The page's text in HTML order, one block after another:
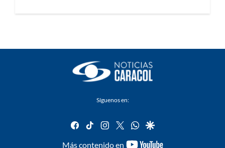
Síguenos en:
facebook
tiktok instagram
twitterwhatsapp
google
Más contenido en
youtube-